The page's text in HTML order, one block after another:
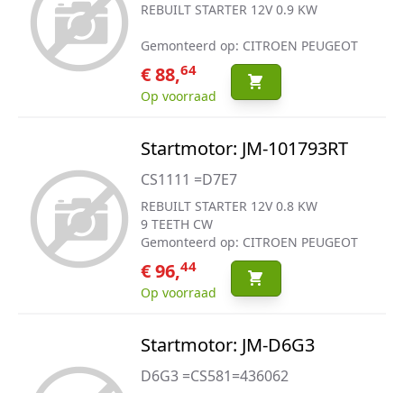
REBUILT STARTER 12V 0.9 KW
Gemonteerd op: CITROEN PEUGEOT
€ 88,64
Op voorraad
Startmotor: JM-101793RT
CS1111 =D7E7
REBUILT STARTER 12V 0.8 KW
9 TEETH CW
Gemonteerd op: CITROEN PEUGEOT
€ 96,44
Op voorraad
Startmotor: JM-D6G3
D6G3 =CS581=436062